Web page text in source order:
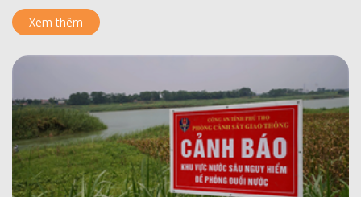
Xem thêm